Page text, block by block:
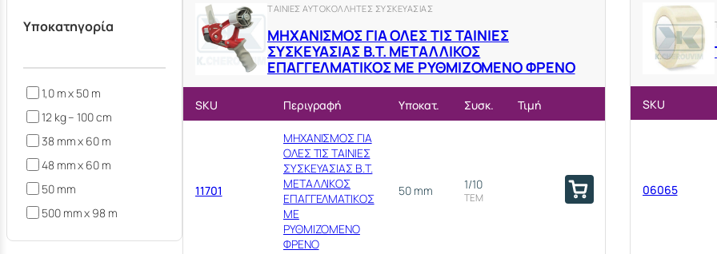
Υποκατηγορία
1,0 m x 50 m
12 kg – 100 cm
38 mm x 60 m
48 mm x 60 m
50 mm
500 mm x 98 m
ΤΑΙΝΙΕΣ ΑΥΤΟΚΟΛΛΗΤΕΣ ΣΥΣΚΕΥΑΣΙΑΣ
ΜΗΧΑΝΙΣΜΟΣ ΓΙΑ ΟΛΕΣ ΤΙΣ ΤΑΙΝΙΕΣ
ΣΥΣΚΕΥΑΣΙΑΣ Β.Τ. ΜΕΤΑΛΛΙΚΟΣ
ΕΠΑΓΓΕΛΜΑΤΙΚΟΣ ΜΕ ΡΥΘΜΙΖΟΜΕΝΟ ΦΡΕΝΟ
SKU Περιγραφή Υποκατ. Συσκ. Τιμή
11701
ΜΗΧΑΝΙΣΜΟΣ ΓΙΑ
ΟΛΕΣ ΤΙΣ ΤΑΙΝΙΕΣ
ΣΥΣΚΕΥΑΣΙΑΣ Β.Τ.
ΜΕΤΑΛΛΙΚΟΣ
ΕΠΑΓΓΕΛΜΑΤΙΚΟΣ
ΜΕ
ΡΥΘΜΙΖΟΜΕΝΟ
ΦΡΕΝΟ
50 mm 1/10
ΤΕΜ
SKU
06065